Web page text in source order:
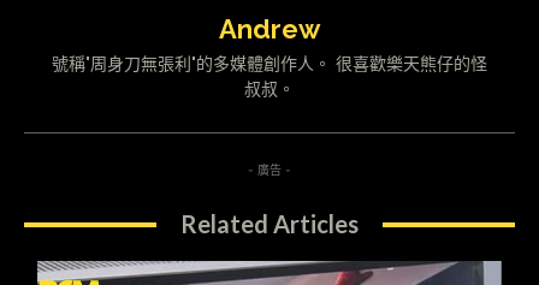
Andrew
號稱"周身刀無張利"的多媒體創作人。 很喜歡樂天熊仔的怪
叔叔。
- 廣告 -
Related Articles